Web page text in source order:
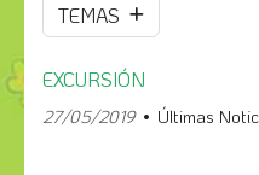
TEMAS
EXCURSIÓN
27/05/2019 Últimas